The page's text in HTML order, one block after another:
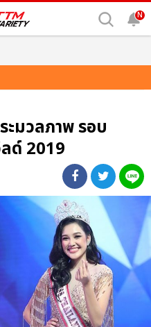
N
ะมวลภาพ รอบ
ด์ 2019